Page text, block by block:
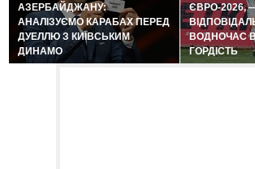
АЗЕРБАЙДЖАНУ:
АНАЛІЗУЄМО КАРАБАХ ПЕРЕД
ДУЕЛЛЮ З КИЇВСЬКИМ
ДИНАМО
ЄВРО-2026,
ВОДНОЧАС
ГОРДІСТЬ